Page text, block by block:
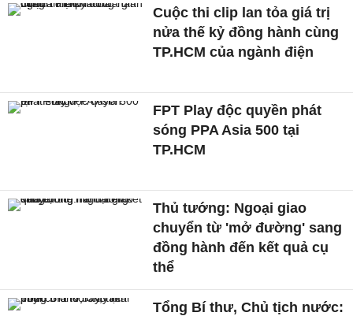
Cuộc thi clip lan tỏa giá trị
nửa thế kỷ đồng hành cùng
TP.HCM của ngành điện
FPT Play độc quyền phát
sóng PPA Asia 500 tại
TP.HCM
Thủ tướng: Ngoại giao
chuyển từ 'mở đường' sang
đồng hành đến kết quả cụ
thể
Tổng Bí thư, Chủ tịch nước: